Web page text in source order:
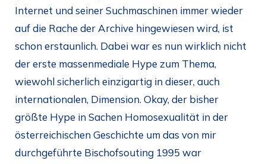
Internet und seiner Suchmaschinen immer wieder
auf die Rache der Archive hingewiesen wird, ist
schon erstaunlich. Dabei war es nun wirklich nicht
der erste massenmediale Hype zum Thema,
wiewohl sicherlich einzigartig in dieser, auch
internationalen, Dimension. Okay, der bisher
größte Hype in Sachen Homosexualität in der
österreichischen Geschichte um das von mir
durchgeführte Bischofsouting 1995 war